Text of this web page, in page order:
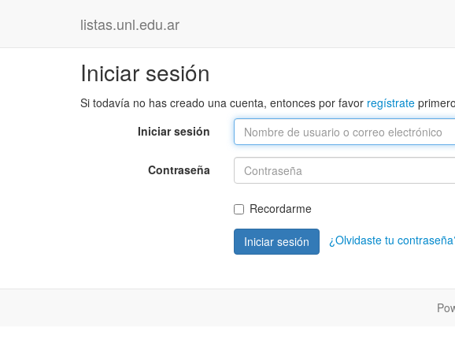
listas.unl.edu.ar
Iniciar sesión
Si todavía no has creado una cuenta, entonces por favor regístrate
Iniciar sesión
Contraseña
Recordarme
Iniciar sesión ¿Olvidaste tu